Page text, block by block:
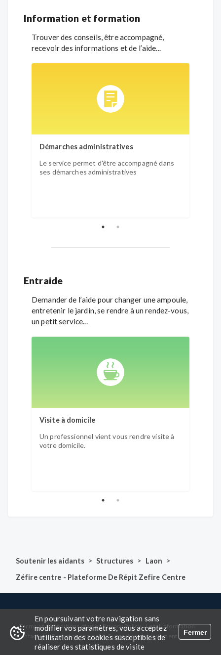
En poursuivant votre navigation sans
modifier vos paramètres, vous acceptez
l'utilisation des cookies susceptibles de
réaliser des statistiques de visite
Fermer
Information et formation
Trouver des conseils, être accompagné,
recevoir des informations et de l’aide...
Démarches administratives
Le service permet d'être accompagné dans
ses démarches administratives
Entraide
Demander de l’aide pour changer une ampoule,
entretenir le jardin, se rendre à un rendez-vous,
un petit service...
Visite à domicile
Un professionnel vient vous rendre visite à
votre domicile.
Soutenir les aidants > Structures > Laon
>
Zéfire centre - Plateforme De Répit Zefire Centre
-Terms and conditions of use -Privacy Policy-Legal information-
Contact us-Report an anomaly-Suggest an improvement